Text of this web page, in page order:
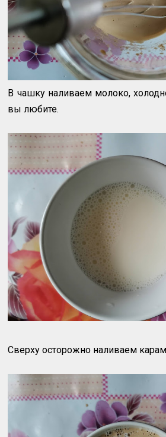
В чашку наливаем молоко,
вы любите.
Сверху осторожно наливаем